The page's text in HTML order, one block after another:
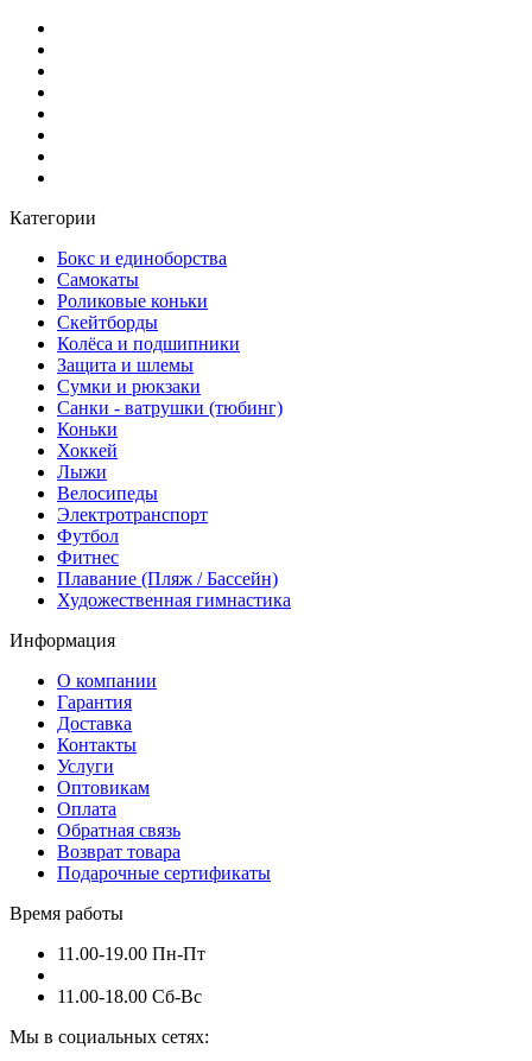
Категории
Бокс и единоборства
Самокаты
Роликовые коньки
Скейтборды
Колёса и подшипники
Защита и шлемы
Сумки и рюкзаки
Санки - ватрушки (тюбинг)
Коньки
Хоккей
Лыжи
Велосипеды
Электротранспорт
Футбол
Фитнес
Плавание (Пляж / Бассейн)
Художественная гимнастика
Информация
О компании
Гарантия
Доставка
Контакты
Услуги
Оптовикам
Оплата
Обратная связь
Возврат товара
Подарочные сертификаты
Время работы
11.00-19.00 Пн-Пт
11.00-18.00 Сб-Вс
Мы в социальных сетях: